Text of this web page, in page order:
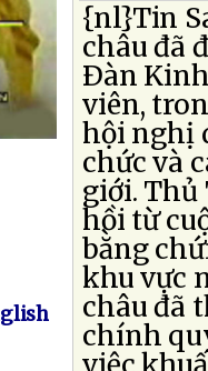
{nl}Tin
châu đã
Ðàn
viên,
hội nghị
chức và
giới. Thủ
hồi từ
bằng
khu vực
châu đã
chính